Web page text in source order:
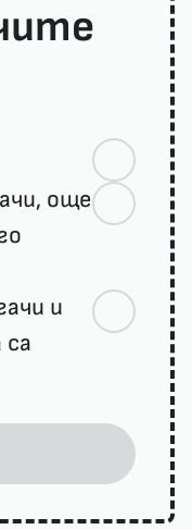
още
и
са